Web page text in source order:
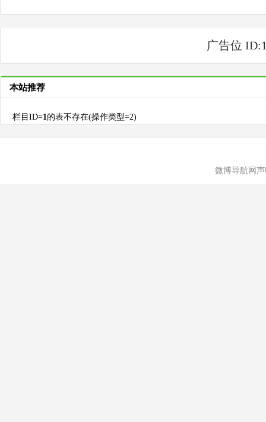
广告位
本站推荐
栏目ID=1的表不存在(操作类型=2)
微博导航网